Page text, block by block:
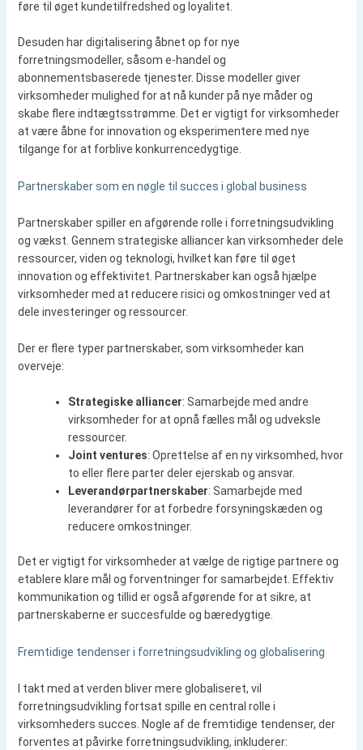
føre til øget kundetilfredshed og loyalitet.
Desuden har digitalisering åbnet op for nye
forretningsmodeller, såsom e-handel og
abonnementsbaserede tjenester. Disse modeller giver
virksomheder mulighed for at nå kunder på nye måder og
skabe flere indtægtsstrømme. Det er vigtigt for virksomheder
at være åbne for innovation og eksperimentere med nye
tilgange for at forblive konkurrencedygtige.
Partnerskaber som en nøgle til succes i global business
Partnerskaber spiller en afgørende rolle i forretningsudvikling
og vækst. Gennem strategiske alliancer kan virksomheder dele
ressourcer, viden og teknologi, hvilket kan føre til øget
innovation og effektivitet. Partnerskaber kan også hjælpe
virksomheder med at reducere risici og omkostninger ved at
dele investeringer og ressourcer.
Der er flere typer partnerskaber, som virksomheder kan
overveje:
Strategiske alliancer: Samarbejde med andre
virksomheder for at opnå fælles mål og udveksle
ressourcer.
Joint ventures: Oprettelse af en ny virksomhed, hvor
to eller flere parter deler ejerskab og ansvar.
Leverandørpartnerskaber: Samarbejde med
leverandører for at forbedre forsyningskæden og
reducere omkostninger.
Det er vigtigt for virksomheder at vælge de rigtige partnere og
etablere klare mål og forventninger for samarbejdet. Effektiv
kommunikation og tillid er også afgørende for at sikre, at
partnerskaberne er succesfulde og bæredygtige.
Fremtidige tendenser i forretningsudvikling og globalisering
I takt med at verden bliver mere globaliseret, vil
forretningsudvikling fortsat spille en central rolle i
virksomheders succes. Nogle af de fremtidige tendenser, der
forventes at påvirke forretningsudvikling, inkluderer: